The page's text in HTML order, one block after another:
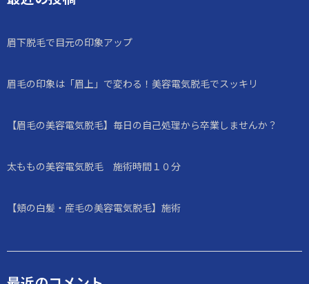
眉下脱毛で目元の印象アップ
眉毛の印象は「眉上」で変わる！美容電気脱毛でスッキリ
【眉毛の美容電気脱毛】毎日の自己処理から卒業しませんか？
太ももの美容電気脱毛 施術時間１０分
【頬の白髪・産毛の美容電気脱毛】施術